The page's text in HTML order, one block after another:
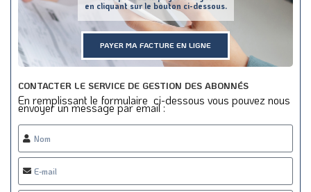
en cliquant sur le bouton ci-dessous.
PAYER MA FACTURE EN LIGNE
CONTACTER LE SERVICE DE GESTION DES ABONNÉS
En remplissant le formulaire ci-dessous vous pouvez nous
envoyer un message par email :